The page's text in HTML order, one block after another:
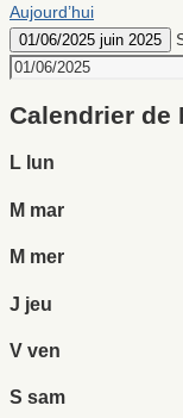
Aujourd’hui
01/06/2025 juin 2025
Calendrier de
L lun
M mar
M mer
J jeu
V ven
S sam